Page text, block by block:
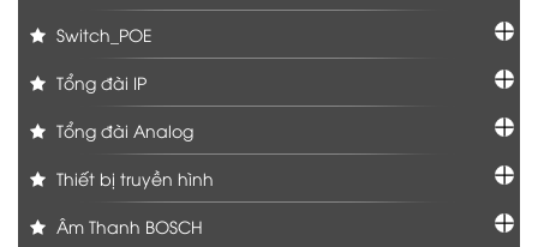
Switch_POE
Tổng đài IP
Tổng đài Analog
Thiết bị truyền hình
Âm Thanh BOSCH